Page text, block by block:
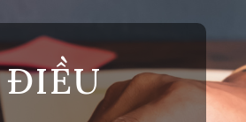
ĐIỀU